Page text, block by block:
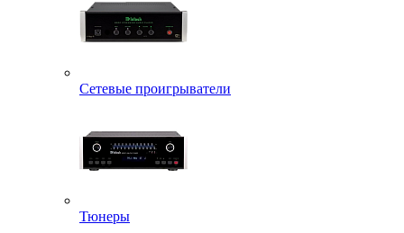
Сетевые проигрыватели
Тюнеры